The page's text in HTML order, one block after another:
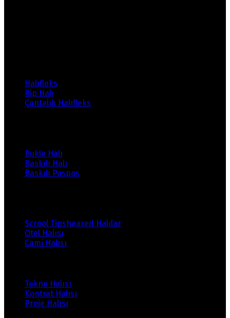
Halıfleks
Rip Halı
Çantalık Halıfleks
Bukle Halı
Baskılı Halı
Baskılı Paspas
Scrool Tipsheared Halılar
Otel Halısı
Cami Halısı
Tekne Halısı
Kontrat Halısı
Proje Halısı